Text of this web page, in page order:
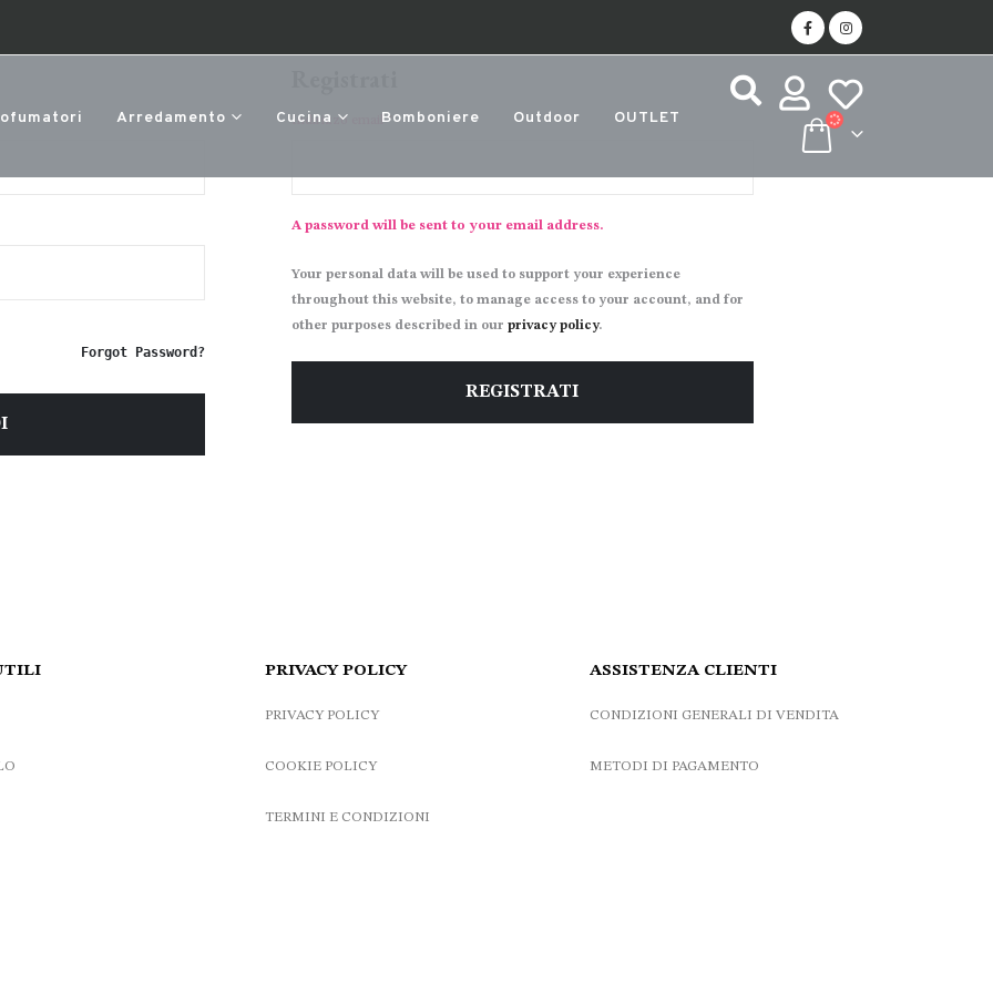
Arredamento Cucina Bomboniere Outdoor OUTLET
Forgot Password?
Indirizzo email*
A password will be sent to your email address.
Your personal data will be used to support your experience
throughout this website, to manage access to your account, and for
other purposes described in our privacy policy.
REGISTRATI
PRIVACY POLICY
PRIVACY POLICY
COOKIE POLICY
TERMINI E CONDIZIONI
ASSISTENZA CLIENTI
CONDIZIONI GENERALI DI VENDITA
METODI DI PAGAMENTO